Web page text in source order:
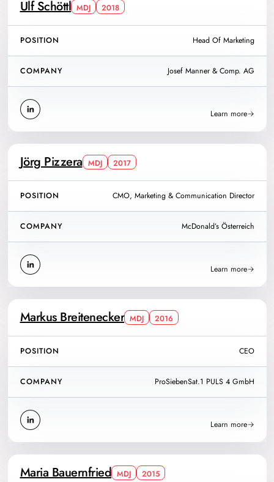
Ulf Schöttl MDJ 2018
POSITION Head Of Marketing
COMPANY Josef Manner & Comp. AG
Learn more
Jörg Pizzera MDJ 2017
POSITION CMO, Marketing & Communication Director
COMPANY McDonald’s Österreich
Learn more
Markus Breitenecker MDJ 2016
POSITION CEO
COMPANY ProSiebenSat.1 PULS 4 GmbH
Learn more
Maria Bauernfried MDJ 2015